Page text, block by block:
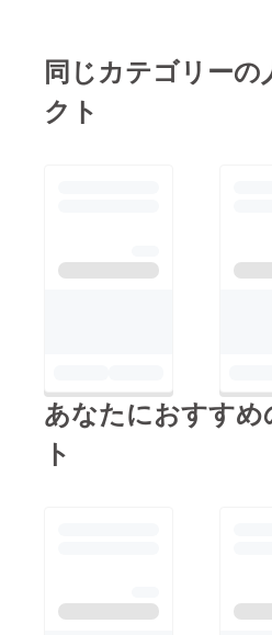
同じカテゴリーの
クト
あなたにおすすめ
ト